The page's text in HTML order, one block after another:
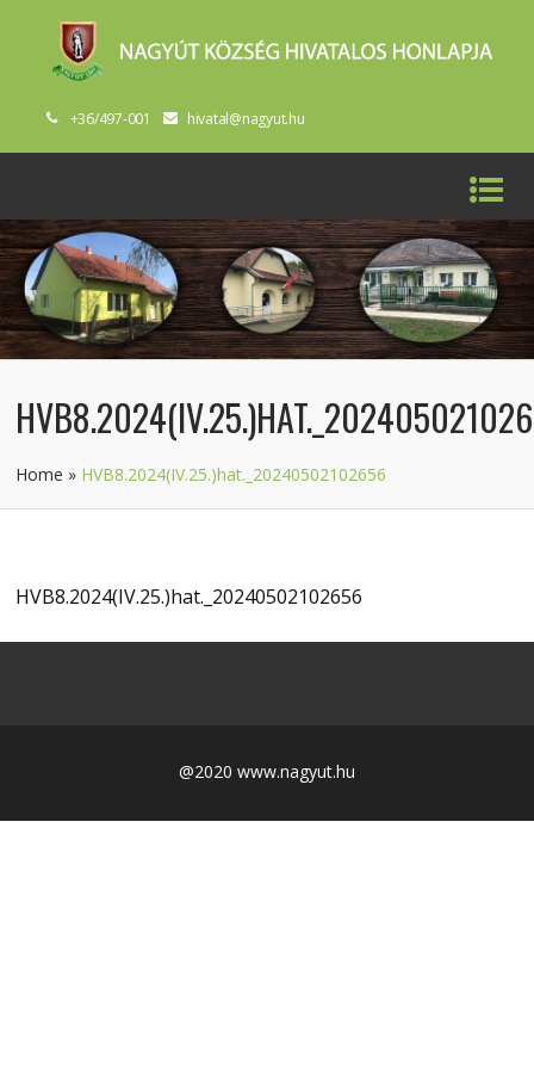
+36/497-001 hivatal@nagyut.hu
Home » HVB8.2024(IV.25.)hat._20240502102656
HVB8.2024(IV.25.)hat._20240502102656
@2020 www.nagyut.hu